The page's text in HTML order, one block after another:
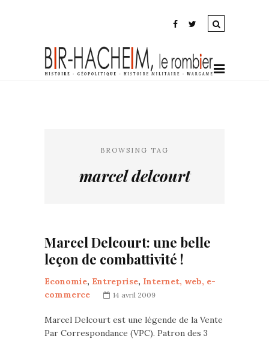
BROWSING TAG
marcel delcourt
Marcel Delcourt: une belle
leçon de combattivité !
Economie, Entreprise, Internet, web, e-
commerce
14 avril 2009
Marcel Delcourt est une légende de la Vente
Par Correspondance (VPC). Patron des 3